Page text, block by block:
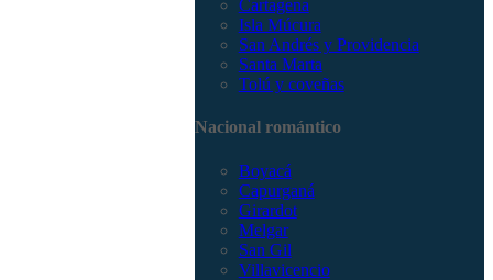
Cartagena
Isla Múcura
San Andrés y Providencia
Santa Marta
Tolú y coveñas
Nacional romántico
Boyacá
Capurganá
Girardot
Melgar
San Gil
Villavicencio